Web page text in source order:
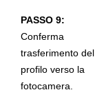
PASSO 9:
Conferma
trasferimento del
profilo verso la
fotocamera.